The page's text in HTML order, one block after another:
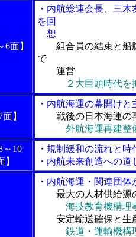
6面】
・内航総連会長、三
を回
想
組合員の結束と船
で
運営
２大巨頭時代を
】
・内航海運の幕開けと
戦後の日本海運の
外航海運再建整
～10
】
・規制緩和の流れと時
・内航未来創造への
・内航海運・関連団体
最大の人材供給源
海技教育機構
安定輸送確保と生
鉄道・運輸機